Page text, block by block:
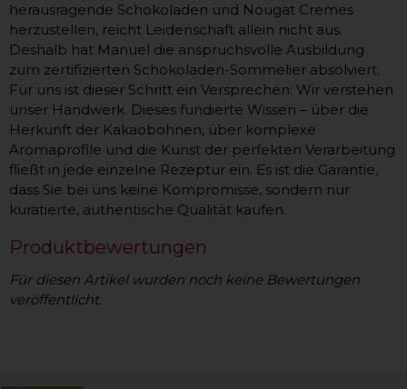
herausragende Schokoladen und Nougat Cremes
herzustellen, reicht Leidenschaft allein nicht aus.
Deshalb hat Manuel die anspruchsvolle Ausbildung
zum zertifizierten Schokoladen-Sommelier absolviert.
Für uns ist dieser Schritt ein Versprechen: Wir verstehen
unser Handwerk. Dieses fundierte Wissen – über die
Herkunft der Kakaobohnen, über komplexe
Aromaprofile und die Kunst der perfekten Verarbeitung
fließt in jede einzelne Rezeptur ein. Es ist die Garantie,
dass Sie bei uns keine Kompromisse, sondern nur
kuratierte, authentische Qualität kaufen.
Produktbewertungen
Für diesen Artikel wurden noch keine Bewertungen
veröffentlicht.